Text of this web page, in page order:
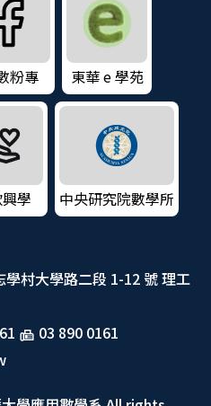
粉專 東華 e 學苑
學 中央研究院數學所
學村大學路二段 1-12 號 理工
03 890 0161